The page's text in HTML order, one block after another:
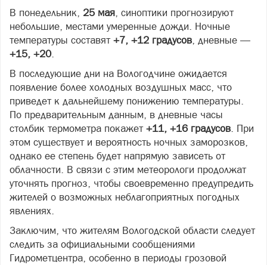
В понедельник, 25 мая, синоптики прогнозируют
небольшие, местами умеренные дожди. Ночные
температуры составят +7, +12 градусов, дневные —
+15, +20.
В последующие дни на Вологодчине ожидается
появление более холодных воздушных масс, что
приведет к дальнейшему понижению температуры.
По предварительным данным, в дневные часы
столбик термометра покажет +11, +16 градусов. При
этом существует и вероятность ночных заморозков,
однако ее степень будет напрямую зависеть от
облачности. В связи с этим метеорологи продолжат
уточнять прогноз, чтобы своевременно предупредить
жителей о возможных неблагоприятных погодных
явлениях.
Заключим, что жителям Вологодской области следует
следить за официальными сообщениями
Гидрометцентра, особенно в периоды грозовой